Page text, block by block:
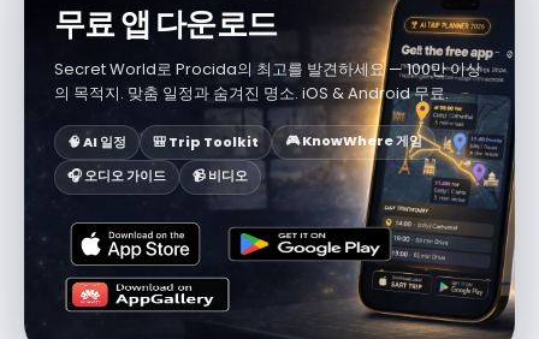
무료 앱 다운로드
Secret World로 Procida의 최고를 발견하세요 — 100만 이상
의 목적지. 맞춤 일정과 숨겨진 명소. iOS & Android 무료.
🧠 AI 일정 🎒 Trip Toolkit
🎮 KnowWhere 게임
🎧 오디오 가이드
📹 비디오